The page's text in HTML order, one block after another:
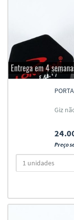
Entrega em 4
Giz
Preço